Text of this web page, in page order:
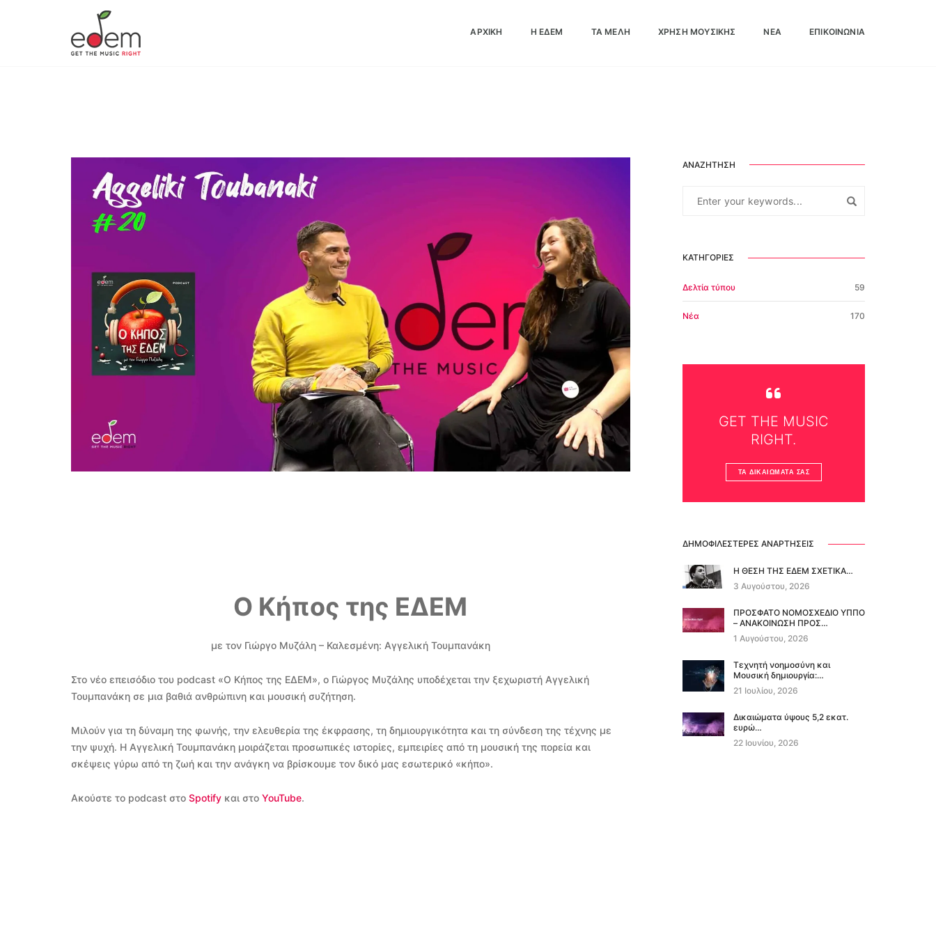
ΑΡΧΙΚΗ Η ΕΔΕΜ ΤΑ ΜΈΛΗ ΧΡΉΣΗ ΜΟΥΣΙΚΉΣ ΝΕΑ ΕΠΙΚΟΙΝΩΝΊΑ
Ο Κήπος της ΕΔΕΜ #20: Αγγελική Τουμπανάκη Νέα
Ο Κήπος της ΕΔΕΜ
με τον Γιώργο Μυζάλη – Καλεσμένη: Αγγελική Τουμπανάκη
Στο νέο επεισόδιο του podcast «Ο Κήπος της ΕΔΕΜ», ο Γιώργος Μυζάλης υποδέχεται την ξεχωριστή Αγγελική
Τουμπανάκη σε μια βαθιά ανθρώπινη και μουσική συζήτηση.
Μιλούν για τη δύναμη της φωνής, την ελευθερία της έκφρασης, τη δημιουργικότητα και τη σύνδεση της τέχνης με
την ψυχή. Η Αγγελική Τουμπανάκη μοιράζεται προσωπικές ιστορίες, εμπειρίες από τη μουσική της πορεία και
σκέψεις γύρω από τη ζωή και την ανάγκη να βρίσκουμε τον δικό μας εσωτερικό «κήπο».
Ακούστε το podcast στο Spotify και στο YouTube.
ΑΝΑΖΉΤΗΣΗ
ΚΑΤΗΓΟΡΊΕΣ
Δελτία τύπου 59
Νέα 170
GET THE MUSIC
RIGHT.
ΤΑ ΔΙΚΑΙΏΜΑΤΆ ΣΑΣ
ΔΗΜΟΦΙΛΈΣΤΕΡΕΣ ΑΝΑΡΤΉΣΕΙΣ
Η ΘΕΣΗ ΤΗΣ ΕΔΕΜ ΣΧΕΤΙΚΑ…
3 Αυγούστου, 2026
ΠΡΟΣΦΑΤΟ ΝΟΜΟΣΧΕΔΙΟ ΥΠΠΟ
– ΑΝΑΚΟΙΝΩΣΗ ΠΡΟΣ…
1 Αυγούστου, 2026
Τεχνητή νοημοσύνη και
Μουσική δημιουργία:…
21 Ιουλίου, 2026
Δικαιώματα ύψους 5,2 εκατ.
ευρώ…
22 Ιουνίου, 2026